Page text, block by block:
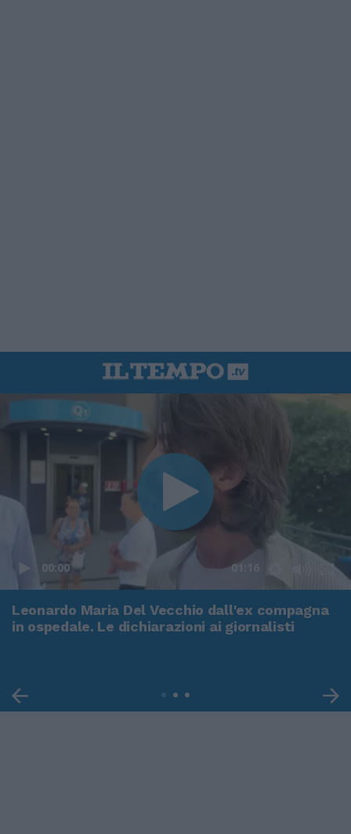
00:00 01:16
Leonardo Maria Del Vecchio dall'ex compagna
in ospedale. Le dichiarazioni ai giornalisti